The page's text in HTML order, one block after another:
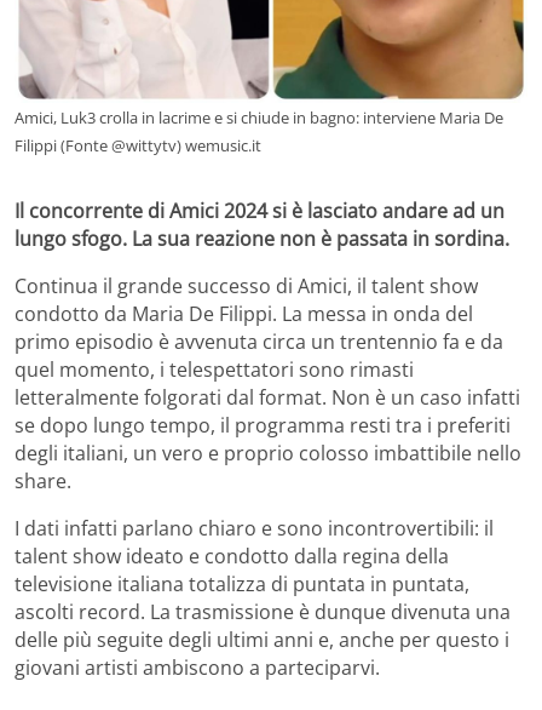
Amici, Luk3 crolla in lacrime e si chiude in bagno: interviene Maria De
Filippi (Fonte @wittytv) wemusic.it
Il concorrente di Amici 2024 si è lasciato andare ad un
lungo sfogo. La sua reazione non è passata in sordina.
Continua il grande successo di Amici, il talent show
condotto da Maria De Filippi. La messa in onda del
primo episodio è avvenuta circa un trentennio fa e da
quel momento, i telespettatori sono rimasti
letteralmente folgorati dal format. Non è un caso infatti
se dopo lungo tempo, il programma resti tra i preferiti
degli italiani, un vero e proprio colosso imbattibile nello
share.
I dati infatti parlano chiaro e sono incontrovertibili: il
talent show ideato e condotto dalla regina della
televisione italiana totalizza di puntata in puntata,
ascolti record. La trasmissione è dunque divenuta una
delle più seguite degli ultimi anni e, anche per questo i
giovani artisti ambiscono a parteciparvi.